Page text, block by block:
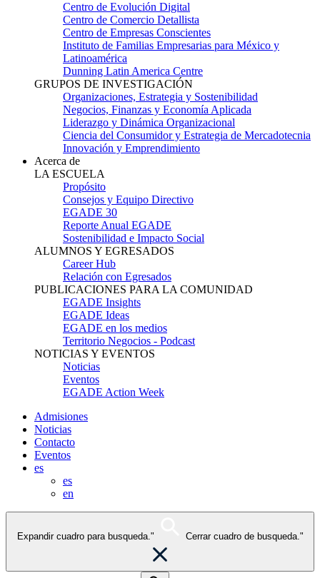
Centro de Evolución Digital
Centro de Comercio Detallista
Centro de Empresas Conscientes
Instituto de Familias Empresarias para México y
Latinoamérica
Dunning Latin America Centre
GRUPOS DE INVESTIGACIÓN
Organizaciones, Estrategia y Sostenibilidad
Negocios, Finanzas y Economía Aplicada
Liderazgo y Dinámica Organizacional
Ciencia del Consumidor y Estrategia de Mercadotecnia
Innovación y Emprendimiento
Acerca de
LA ESCUELA
Propósito
Consejos y Equipo Directivo
EGADE 30
Reporte Anual EGADE
Sostenibilidad e Impacto Social
ALUMNOS Y EGRESADOS
Career Hub
Relación con Egresados
PUBLICACIONES PARA LA COMUNIDAD
EGADE Insights
EGADE Ideas
EGADE en los medios
Territorio Negocios - Podcast
NOTICIAS Y EVENTOS
Noticias
Eventos
EGADE Action Week
Admisiones
Noticias
Contacto
Eventos
es
es
en
Expandir cuadro para busqueda." Cerrar cuadro de busqueda."